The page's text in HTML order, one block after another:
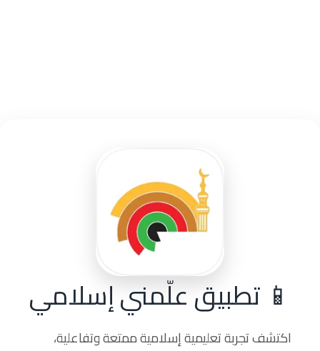
📱 تطبيق علّمني إسلامي
اكتشف تجربة تعليمية إسلامية ممتعة وتفاعلية،